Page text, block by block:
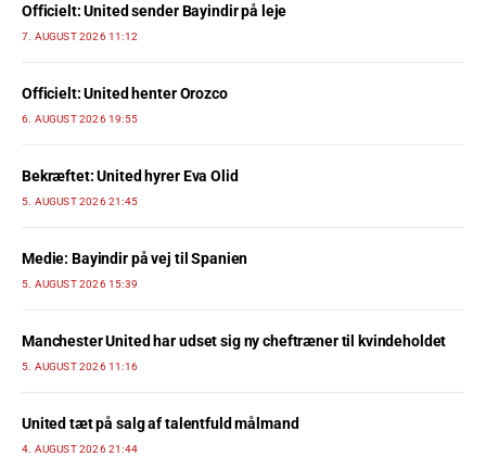
Officielt: United sender Bayindir på leje
7. AUGUST 2026 11:12
Officielt: United henter Orozco
6. AUGUST 2026 19:55
Bekræftet: United hyrer Eva Olid
5. AUGUST 2026 21:45
Medie: Bayindir på vej til Spanien
5. AUGUST 2026 15:39
Manchester United har udset sig ny cheftræner til kvindeholdet
5. AUGUST 2026 11:16
United tæt på salg af talentfuld målmand
4. AUGUST 2026 21:44